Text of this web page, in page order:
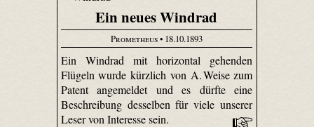
Ein neues Windrad
Prometheus• 18.10.1893
Ein Windrad mit horizontal gehenden
Flügeln wurde kürzlich von A. Weise zum
Patent angemeldet und es dürfte eine
Beschreibung desselben für viele unserer
Leser von Interesse sein.